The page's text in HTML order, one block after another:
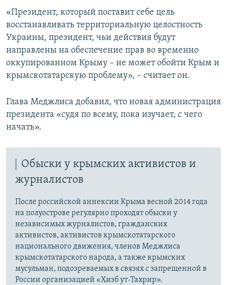
«Президент, который поставит себе цель
восстанавливать территориальную целостность
Украины, президент, чьи действия будут
направлены на обеспечение прав во временно
оккупированном Крыму – не может обойти Крым и
крымскотатарскую проблему», – считает он.
Глава Меджлиса добавил, что новая администрация
президента «судя по всему, пока изучает, с чего
начать».
Обыски у крымских активистов и
журналистов
После российской аннексии Крыма весной 2014 года
на полуострове регулярно проходят обыски у
независимых журналистов, гражданских
активистов, активистов крымскотатарского
национального движения, членов Меджлиса
крымскотатарского народа, а также крымских
мусульман, подозреваемых в связях с запрещенной в
России организацией «Хизб ут-Тахрир».